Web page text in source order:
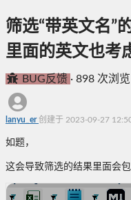
筛选“带英文名”
里面的英文也考
BUG反馈 · 898 次浏览
lanyu_er创建于 2023-09-27
如题，
这会导致筛选的结果里面会